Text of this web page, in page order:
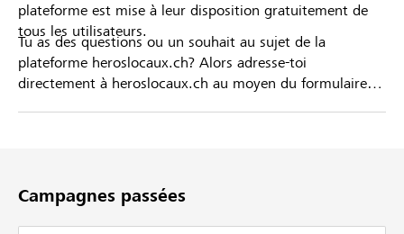
plateforme est mise à leur disposition gratuitement de
tous les utilisateurs.
Tu as des questions ou un souhait au sujet de la
plateforme heroslocaux.ch? Alors adresse-toi
directement à heroslocaux.ch au moyen du formulaire
Campagnes passées